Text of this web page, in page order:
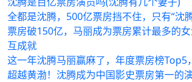
全都是沈腾，500亿票房挡不住，只有“沈
票房破150亿，马丽成为票房累计最多的
互成就
这一年沈腾马丽赢麻了，年度票房榜Top5
超越黄渤！沈腾成为中国影史票房第一的